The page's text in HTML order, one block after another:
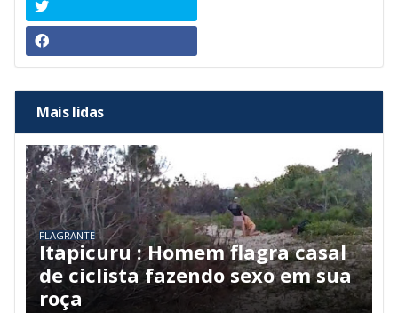
Mais lidas
FLAGRANTE
Itapicuru : Homem flagra casal
de ciclista fazendo sexo em sua
roça